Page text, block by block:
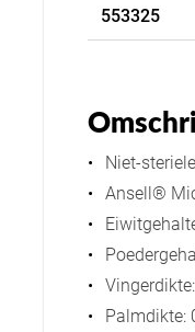
553325
Niet-
Ansell®
Palmdikte: